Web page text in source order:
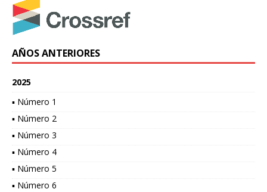
AÑOS ANTERIORES
2025
▪ Número 1
▪ Número 2
▪ Número 3
▪ Número 4
▪ Número 5
▪ Número 6